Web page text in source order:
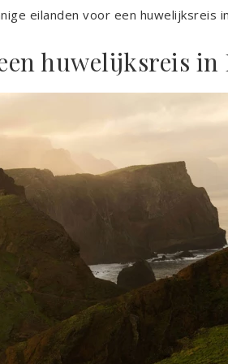
eilanden voor een huwelijksreis
huwelijksreis in